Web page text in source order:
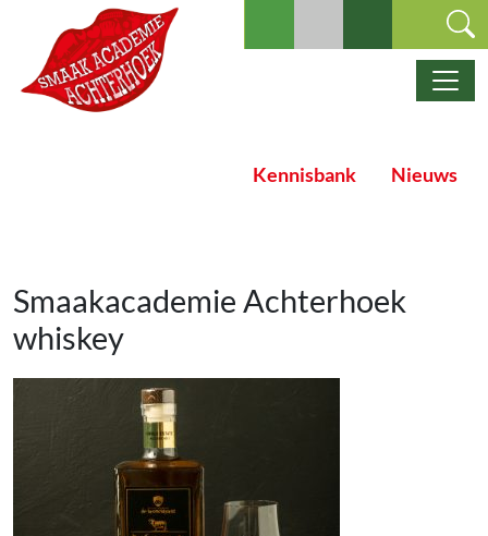
Ga naar de inhoud
Hoofdnavigatie
Kennisbank Nieuws
Smaakacademie Achterhoek
whiskey